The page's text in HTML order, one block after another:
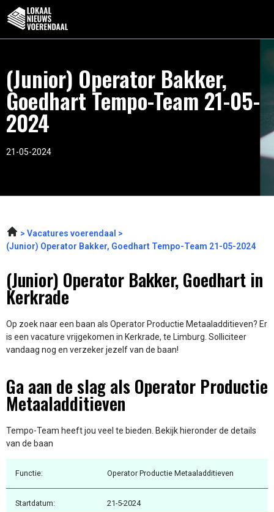
(Junior) Operator Bakker,
Goedhart Tempo-Team 21-05-
2024
21-05-2024
Vacatures voerendaal
(Junior) Operator Bakker, Goedhart Tempo-Team 21-05-2024
(Junior) Operator Bakker, Goedhart in
Kerkrade
Op zoek naar een baan als Operator Productie Metaaladditieven? Er
is een vacature vrijgekomen in Kerkrade, te Limburg. Solliciteer
vandaag nog en verzeker jezelf van de baan!
Ga aan de slag als Operator Productie
Metaaladditieven
Tempo-Team heeft jou veel te bieden. Bekijk hieronder de details
van de baan
Functie: Operator Productie Metaaladditieven
Startdatum: 21-5-2024